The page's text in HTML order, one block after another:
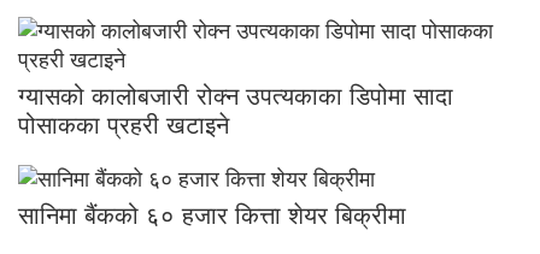
ग्यासको कालोबजारी रोक्न उपत्यकाका डिपोमा सादा
पोसाकका प्रहरी खटाइने
सानिमा बैंकको ६० हजार कित्ता शेयर बिक्रीमा